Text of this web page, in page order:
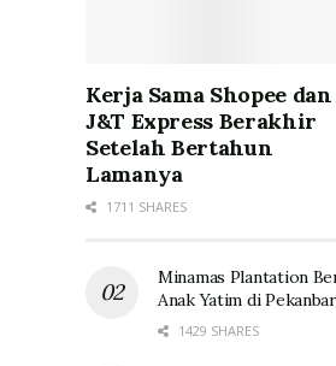
Kerja Sama Shopee dan
J&T Express Berakhir
Setelah Bertahun
Lamanya
1711 SHARES
Minamas Plantation
Anak Yatim di
1429 SHARES